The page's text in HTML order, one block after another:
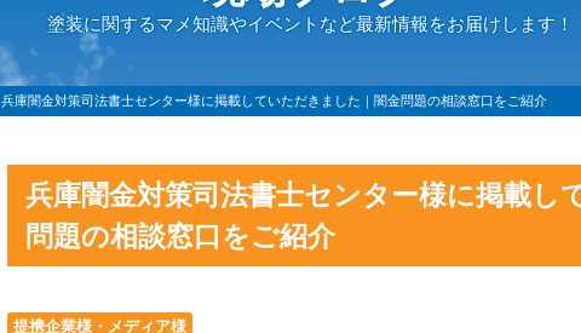
塗装に関するマメ知識やイベントなど最新情報をお届けします！
兵庫闇金対策司法書士センター様に掲載していただきました｜闇金問題の相談窓口をご紹介
兵庫闇金対策司法書士センター様に掲載し
問題の相談窓口をご紹介
提携企業様・メディア様